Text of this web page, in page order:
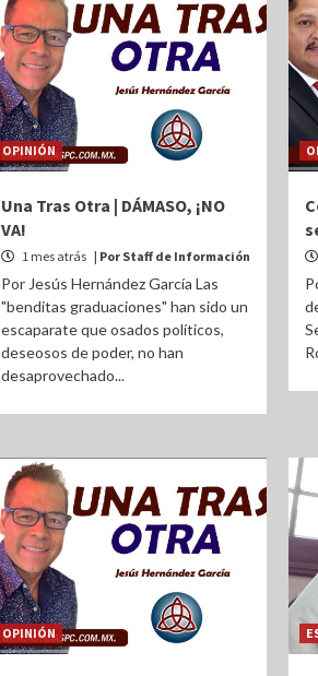
OPINIÓN
Una Tras Otra | DÁMASO, ¡NO
VA!
1 mes atrás | Por Staff de Información
Por Jesús Hernández García Las
"benditas graduaciones" han sido un
escaparate que osados políticos,
deseosos de poder, no han
desaprovechado...
OPINIÓN